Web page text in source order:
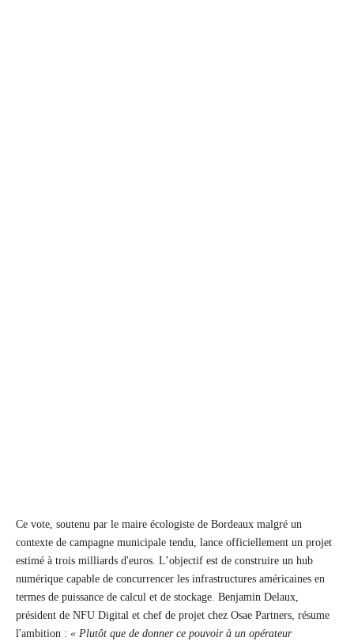
Ce vote, soutenu par le maire écologiste de Bordeaux malgré un
contexte de campagne municipale tendu, lance officiellement un projet
estimé à trois milliards d'euros. L’objectif est de construire un hub
numérique capable de concurrencer les infrastructures américaines en
termes de puissance de calcul et de stockage. Benjamin Delaux,
président de NFU Digital et chef de projet chez Osae Partners, résume
l'ambition : « Plutôt que de donner ce pouvoir à un opérateur